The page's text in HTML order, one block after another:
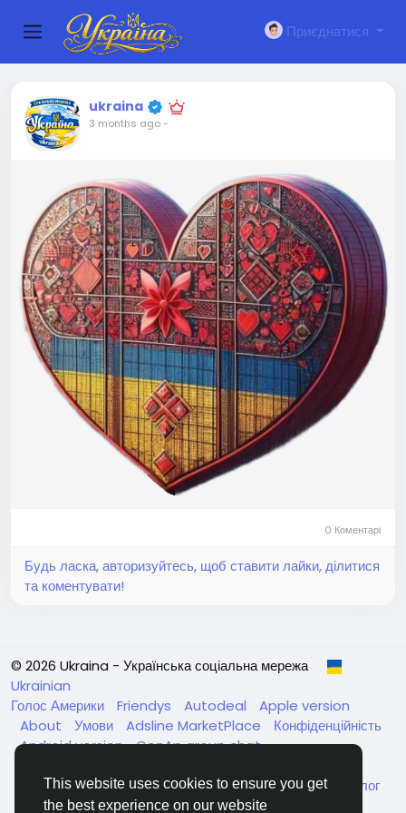
This website uses cookies to ensure you get
the best experience on our website
Приєднатися
ukraina
3 months ago-
0 Коментарі
Будь ласка, авторизуйтесь, щоб ставити лайки, ділитися
та коментувати!
© 2026 Ukraina - Українська соціальна мережа
Ukrainian
Голос Америки
Friendys Autodeal
Apple version
About
Умови Adsline MarketPlace
Конфіденційність
Android version GenAp group chat
Нагодуйте голодних та безпритульних в Україні
Каталог